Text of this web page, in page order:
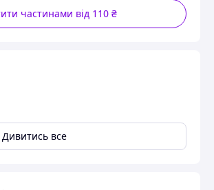
частинами від 110 ₴
Дивитись все